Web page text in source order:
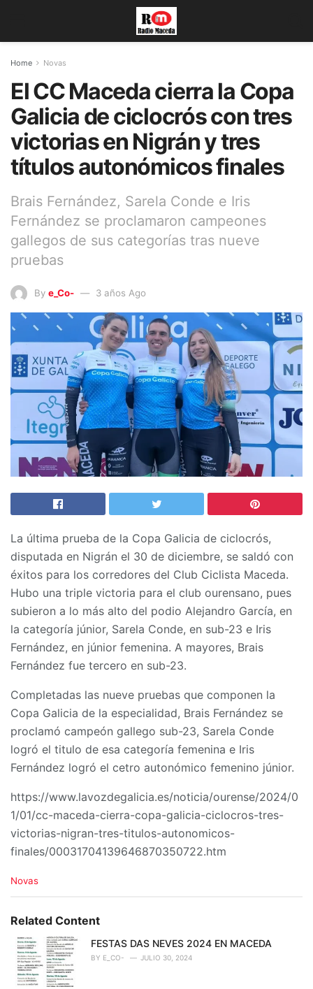
Home Novas
El CC Maceda cierra la Copa
Galicia de ciclocrós con tres
victorias en Nigrán y tres
títulos autonómicos finales
Brais Fernández, Sarela Conde e Iris
Fernández se proclamaron campeones
gallegos de sus categorías tras nueve
pruebas
By e_Co- 3 años Ago
La última prueba de la Copa Galicia de ciclocrós,
disputada en Nigrán el 30 de diciembre, se saldó con
éxitos para los corredores del Club Ciclista Maceda.
Hubo una triple victoria para el club ourensano, pues
subieron a lo más alto del podio Alejandro García, en
la categoría júnior, Sarela Conde, en sub-23 e Iris
Fernández, en júnior femenina. A mayores, Brais
Fernández fue tercero en sub-23.
Completadas las nueve pruebas que componen la
Copa Galicia de la especialidad, Brais Fernández se
proclamó campeón gallego sub-23, Sarela Conde
logró el titulo de esa categoría femenina e Iris
Fernández logró el cetro autonómico femenino júnior.
https://www.lavozdegalicia.es/noticia/ourense/2024/0
1/01/cc-maceda-cierra-copa-galicia-ciclocros-tres-
victorias-nigran-tres-titulos-autonomicos-
finales/00031704139646870350722.htm
C
e
Novas
Related Content
FESTAS DAS NEVES 2024 EN MACEDA
BY E_CO- JULIO 30, 2024